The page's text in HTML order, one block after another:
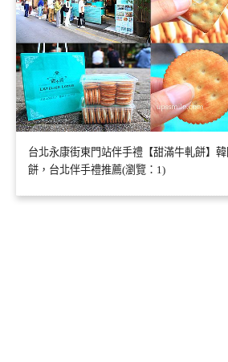
台北永康街東門站伴手禮【甜滿牛軋餅】
餅，台北伴手禮推薦(瀏覽：1)